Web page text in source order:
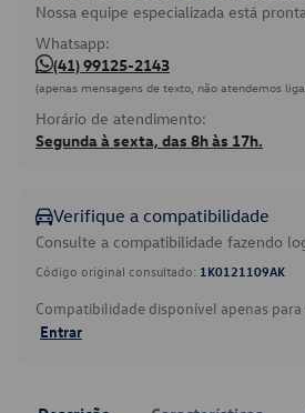
Nossa equipe especializada está
Whatsapp:
(41) 99125-2143
(apenas mensagens de texto, não atendemos
Horário de atendimento:
Segunda à sexta, das 8h às 17h.
Verifique a compatibilidade
Consulte a compatibilidade fazendo
Código original consultado: 1K0121109AK
Compatibilidade disponível apenas
Entrar